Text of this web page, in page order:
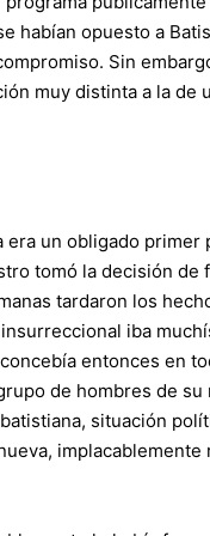
habían opuesto a
Sin
muy distinta a la de
un obligado primer
tomó la decisión de
tardaron los
iba
entonces en
de hombres de su
situación